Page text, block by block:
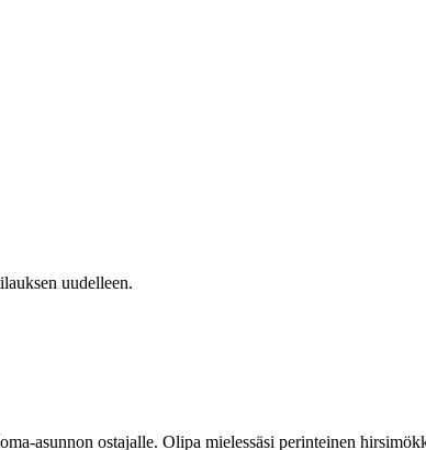
uudelleen.
asunnon ostajalle. Olipa mielessäsi perinteinen